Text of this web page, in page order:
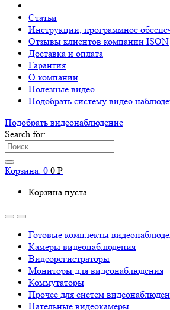
Статьи
Инструкции, программное
Отзывы клиентов компании ISON
Доставка и оплата
Гарантия
О компании
Полезные видео
Подобрать систему видео
Подобрать видеонаблюдениe
Search for:
Корзина: 0 0 Р
Корзина пуста.
Готовые комплекты
Камеры видеонаблюдения
Видеорегистраторы
Мониторы для видеонаблюдения
Коммутаторы
Прочее для систем
Нательные видеокамеры